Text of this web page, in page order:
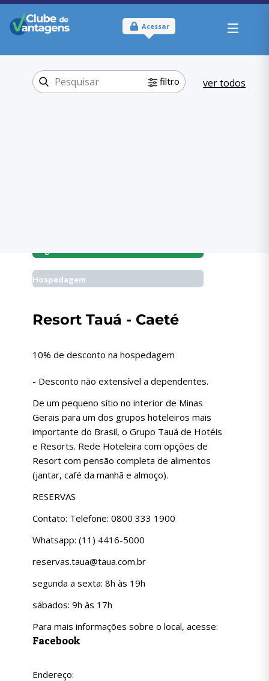
Acessar
filtro ver todos
Hospedagem
Resort Tauá - Caeté
10% de desconto na hospedagem
- Desconto não extensível a dependentes.
De um pequeno sítio no interior de Minas
Gerais para um dos grupos hoteleiros mais
importante do Brasil, o Grupo Tauá de Hotéis
e Resorts. Rede Hoteleira com opções de
Resort com pensão completa de alimentos
(jantar, café da manhã e almoço).
RESERVAS
Contato: Telefone: 0800 333 1900
Whatsapp: (11) 4416-5000
reservas.taua@taua.com.br
segunda a sexta: 8h às 19h
sábados: 9h às 17h
Para mais informações sobre o local, acesse:
Facebook
Endereço: